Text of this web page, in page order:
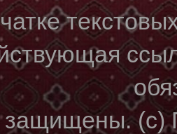
защищены. (с)